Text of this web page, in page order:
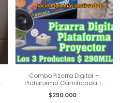
Combo Pizarra Digital +
Plataforma Gamificada +
$290.000